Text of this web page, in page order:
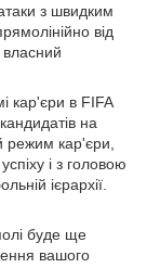
з швидким
від
кар'єри в FIFA
на
режим кар'єри,
і з головою
ієрархії.
буде ще
вашого